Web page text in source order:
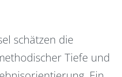
schätzen die
Tiefe und